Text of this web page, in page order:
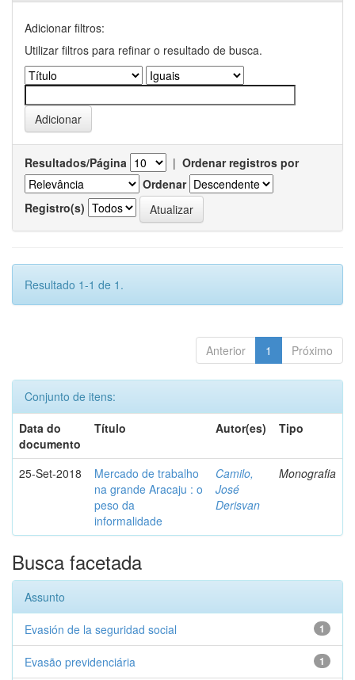
Adicionar filtros:
Utilizar filtros para refinar o resultado de busca.
Resultados/Página | Ordenar registros por
Ordenar
Registro(s)
Resultado 1-1 de 1.
Anterior 1 Próximo
Conjunto de itens:
Data do
documento
Título Autor(es) Tipo
25-Set-2018
Mercado de trabalho
na grande Aracaju : o
peso da
informalidade
Camilo,
José
Derisvan
Monografia
Busca facetada
Assunto
1
Evasión de la seguridad social
1
Evasão previdenciária